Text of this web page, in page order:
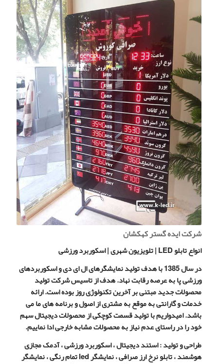
شرکت ایده گستر کهکشان
انواع تابلو LED | تلویزیون شهری | اسکوربرد ورزشی
در سال 1385 با هدف تولید نمایشگرهای ال ای دی و اسکوربردهای
ورزشی پا به عرصه رقابت نهاد. هدف از تاسیس شرکت تولید
محصولات جدید مبتنی بر آخرین تکنولوژی روز بوده است. ارائه
خدمات و گارانتی به موقع به مشتری از اصول و برنامه های ما می
باشد. امیدواریم با تولید قسمت کوچکی از محصولات دیجیتال سهم
خود را در راستای عدم نیاز به محصولات مشابه خارجی ادا نماییم.
طراحی و تولید : استند دیجیتال ، اسکوربرد ورزشی ، آدمک مجازی
هوشمند ، تابلو نرخ ارز صرافی ، نمایشگر led تمام رنگی ، نمایشگر